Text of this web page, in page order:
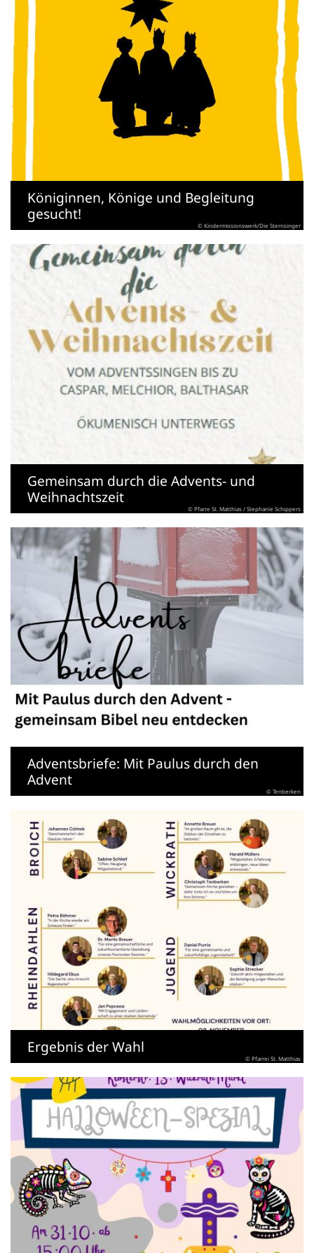
Königinnen, Könige und Begleitung
gesucht!
© Kindermissionswerk/Die Sternsinger
Gemeinsam durch die Advents- und
Weihnachtszeit
© Pfarre St. Matthias / Stephanie Schippers
Adventsbriefe: Mit Paulus durch den
Advent
© Tenberken
Ergebnis der Wahl
© Pfarrei St. Matthias